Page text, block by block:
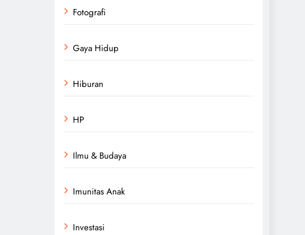
Fotografi
Gaya Hidup
Hiburan
HP
Ilmu & Budaya
Imunitas Anak
Investasi